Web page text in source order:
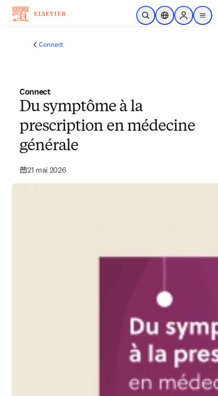
Passer au contenu principal
Ouvrir la recherche
Sélecteur de
Sign in to
menu
Connect
Connect
Du symptôme à la
prescription en médecine
générale
21 mai 2026